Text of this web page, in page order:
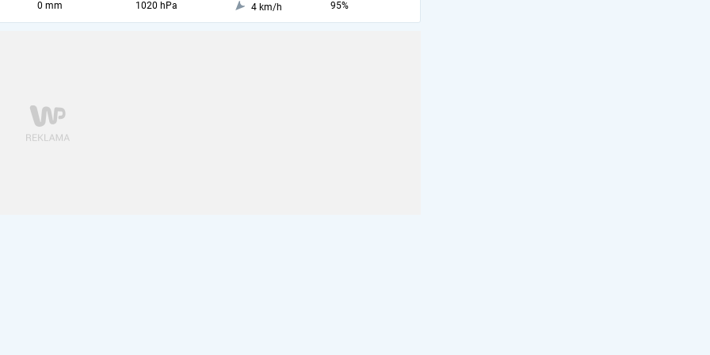
0 mm
1020 hPa
4 km/h
95%